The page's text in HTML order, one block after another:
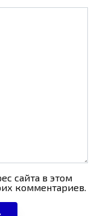
сайта в этом
комментариев.